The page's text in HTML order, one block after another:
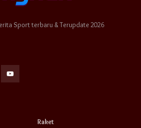
Sport terbaru & Terupdate 2026
Raket